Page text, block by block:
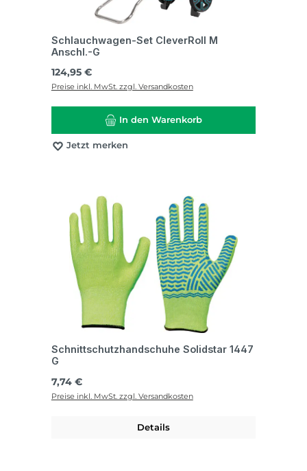
Schlauchwagen-Set CleverRoll M
Anschl.-G
Regulärer Preis:
124,95 €
Preise inkl. MwSt. zzgl. Versandkosten
In den Warenkorb
Jetzt merken
Schnittschutzhandschuhe Solidstar 1447
G
Regulärer Preis:
7,74 €
Preise inkl. MwSt. zzgl. Versandkosten
Details